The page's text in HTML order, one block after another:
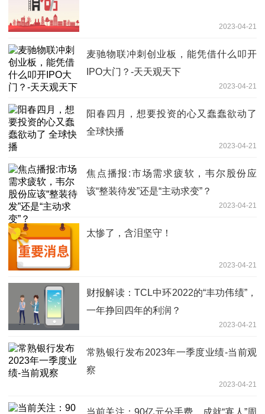
2023-04-21
麦驰物联冲刺创业板，能凭借什么叩开
IPO大门？-天天观天下
2023-04-21
阳春四月，想要投资的心又蠢蠢欲动了
全球快播
2023-04-21
焦点播报:市场需求疲软，韦尔股份应
该“整装待发”还是“主动求变”？
2023-04-21
太惨了，含泪坚守！
2023-04-21
财报解读：TCL中环2022的“丰功伟绩”，
一年挣回四年的利润？
2023-04-21
常熟银行发布2023年一季度业绩-当前观
察
2023-04-21
当前关注：90亿元分手费，成就“寡人”周